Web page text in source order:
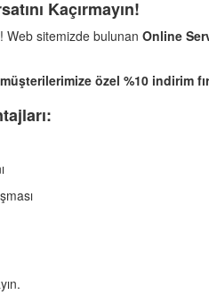
Kaçırmayın!
! Web sitemizde bulunan Online
özel %10 indirim